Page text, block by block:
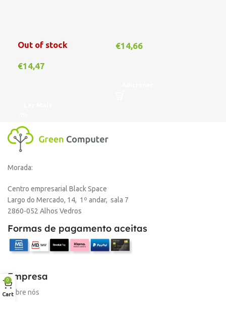
Out of stock
€14,47
€14,66
Morada:
Centro empresarial Black Space
Largo do Mercado, 14, 1º andar, sala 7
2860-052 Alhos Vedros
Formas de pagamento aceitas
Empresa
Sobre nós
0
Cart